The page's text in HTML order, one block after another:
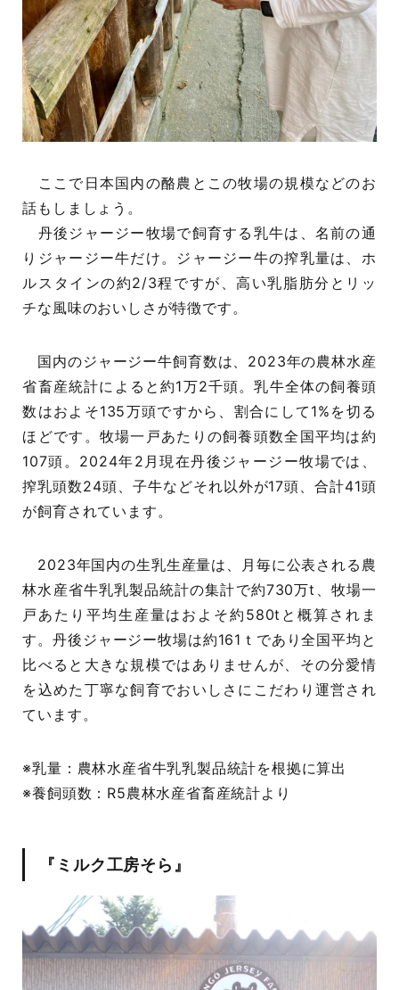
ここで日本国内の酪農とこの牧場の規模などのお
話もしましょう。
丹後ジャージー牧場で飼育する乳牛は、名前の通
りジャージー牛だけ。ジャージー牛の搾乳量は、ホ
ルスタインの約2/3程ですが、高い乳脂肪分とリッ
チな風味のおいしさが特徴です。
国内のジャージー牛飼育数は、2023年の農林水産
省畜産統計によると約1万2千頭。乳牛全体の飼養頭
数はおよそ135万頭ですから、割合にして1%を切る
ほどです。牧場一戸あたりの飼養頭数全国平均は約
107頭。2024年2月現在丹後ジャージー牧場では、
搾乳頭数24頭、子牛などそれ以外が17頭、合計41頭
が飼育されています。
2023年国内の生乳生産量は、月毎に公表される農
林水産省牛乳乳製品統計の集計で約730万t、牧場一
戸あたり平均生産量はおよそ約580tと概算されま
す。丹後ジャージー牧場は約161ｔであり全国平均と
比べると大きな規模ではありませんが、その分愛情
を込めた丁寧な飼育でおいしさにこだわり運営され
ています。
※乳量：農林水産省牛乳乳製品統計を根拠に算出
※養飼頭数：R5農林水産省畜産統計より
『ミルク工房そら』